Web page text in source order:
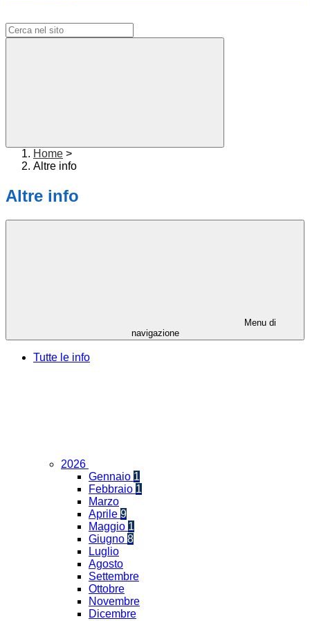
Home >
Altre info
Altre info
Menu di
navigazione
Tutte le info
2026
Gennaio 1
Febbraio 1
Marzo
Aprile 9
Maggio 1
Giugno 8
Luglio
Agosto
Settembre
Ottobre
Novembre
Dicembre